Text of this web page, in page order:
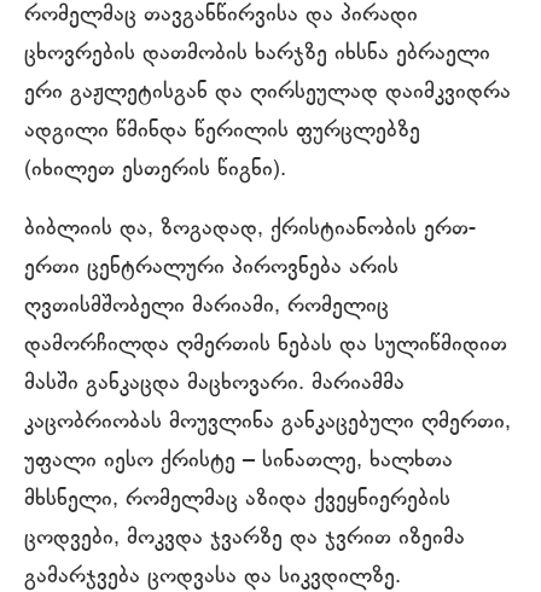
რომელმაც თავგანწირვისა და პირადი
ცხოვრების დათმობის ხარჯზე იხსნა ებრაელი
ერი გაჟლეტისგან და ღირსეულად დაიმკვიდრა
ადგილი წმინდა წერილის ფურცლებზე
(იხილეთ ესთერის წიგნი).
ბიბლიის და, ზოგადად, ქრისტიანობის ერთ-
ერთი ცენტრალური პიროვნება არის
ღვთისმშობელი მარიამი, რომელიც
დამორჩილდა ღმერთის ნებას და სულიწმიდით
მასში განკაცდა მაცხოვარი. მარიამმა
კაცობრიობას მოუვლინა განკაცებული ღმერთი,
უფალი იესო ქრისტე – სინათლე, ხალხთა
მხსნელი, რომელმაც აზიდა ქვეყნიერების
ცოდვები, მოკვდა ჯვარზე და ჯვრით იზეიმა
გამარჯვება ცოდვასა და სიკვდილზე.